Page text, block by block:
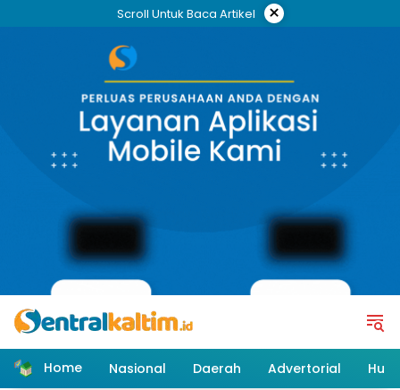
Scroll Untuk Baca Artikel ×
Home Nasional Daerah Advertorial